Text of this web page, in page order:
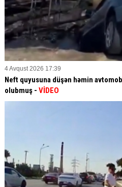
4 Avqust 2026 17:39
Neft quyusuna düşən həmin
olubmuş - VİDEO